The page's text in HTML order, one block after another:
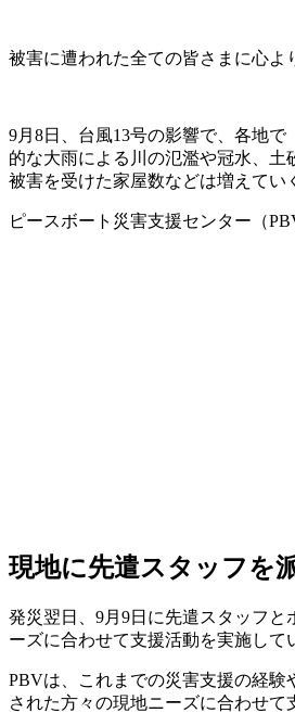
被害に遭われた全ての皆さまに心よ
9月8日、台風13号の影響で、各地
的な大雨による川の氾濫や冠水、土
被害を受けた家屋数などは増えてい
ピースボート災害支援センター（
現地に先遣スタッフを
発災翌日、9月9日に先遣スタッフ
ーズに合わせて支援活動を実施して
PBVは、これまでの災害支援の経
された方々の現地ニーズに合わせて